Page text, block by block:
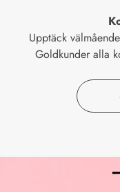
Upptäck
Goldkunder alla